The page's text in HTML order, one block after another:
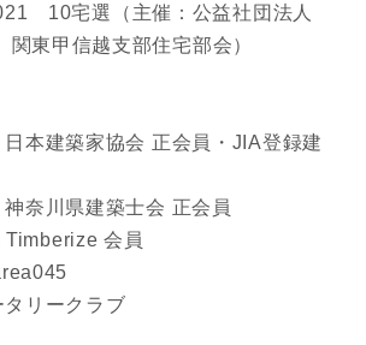
10宅選（主催：公益社団法人
東甲信越支部住宅部会）
本建築家協会 正会員・JIA登録建
奈川県建築士会 正会員
会員
リークラブ
成
っての注意事項
プライバシーポリシー
に則って，いただい
す。
いただいた個人情報を，お客様が指定され